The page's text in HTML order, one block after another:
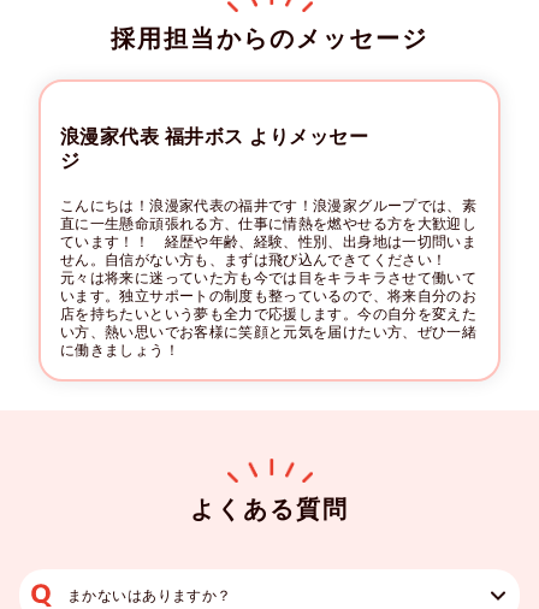
採用担当からのメッセージ
浪漫家代表 福井ボス よりメッセー
ジ
こんにちは！浪漫家代表の福井です！浪漫家グループでは、素
直に一生懸命頑張れる方、仕事に情熱を燃やせる方を大歓迎し
ています！！　経歴や年齢、経験、性別、出身地は一切問いま
せん。自信がない方も、まずは飛び込んできてください！
元々は将来に迷っていた方も今では目をキラキラさせて働いて
います。独立サポートの制度も整っているので、将来自分のお
店を持ちたいという夢も全力で応援します。今の自分を変えた
い方、熱い思いでお客様に笑顔と元気を届けたい方、ぜひ一緒
に働きましょう！
よくある質問
まかないはありますか？